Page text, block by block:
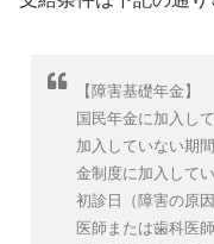
【障害基礎年金】
国民年金に加入し
加入していない期
金制度に加入して
初診日（障害の原
医師または歯科医